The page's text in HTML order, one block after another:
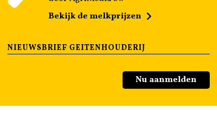
Bekijk de melkprijzen
NIEUWSBRIEF GEITENHOUDERIJ
Nu aanmelden